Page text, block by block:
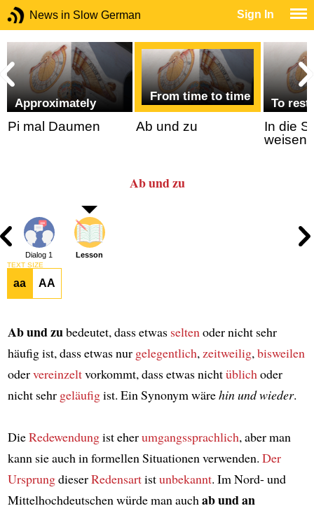
News in Slow German Sign In
Approximately
Pi mal Daumen
From time to time
Ab und zu
To
In die
weisen
Ab und zu
Dialog 1 Lesson
TEXT SIZE
aa AA
Ab und zubedeutet, dass etwas selten oder nicht sehr
häufig ist, dass etwas nur gelegentlich, zeitweilig, bisweilen
odervereinzeltvorkommt, dass etwas nichtüblich oder
nicht sehr geläufigist. Ein Synonym wärehin und wieder.
DieRedewendungist eherumgangssprachlich, aber man
kann sie auch in formellen Situationen verwenden. Der
UrsprungdieserRedensartistunbekannt. Im Nord- und
Mittelhochdeutschen würde man auch ab und an